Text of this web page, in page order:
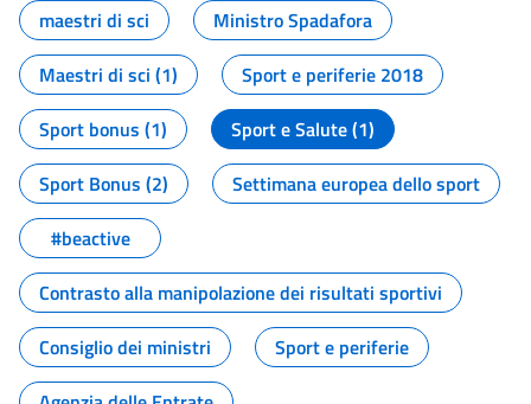
maestri di sci
Ministro Spadafora
Maestri di sci (1)
Sport e periferie 2018
Sport bonus (1)
Sport e Salute (1)
Sport Bonus (2)
Settimana europea dello sport
#beactive
Contrasto alla manipolazione dei risultati sportivi
Consiglio dei ministri
Sport e periferie